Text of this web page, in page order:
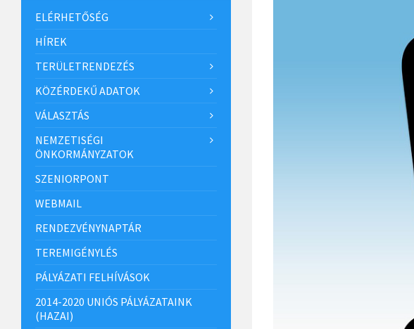
ELÉRHETŐSÉG
HÍREK
TERÜLETRENDEZÉS
KÖZÉRDEKŰ ADATOK
VÁLASZTÁS
NEMZETISÉGI
ÖNKORMÁNYZATOK
SZENIORPONT
WEBMAIL
RENDEZVÉNYNAPTÁR
TEREMIGÉNYLÉS
PÁLYÁZATI FELHÍVÁSOK
2014-2020 UNIÓS PÁLYÁZATAINK
(HAZAI)